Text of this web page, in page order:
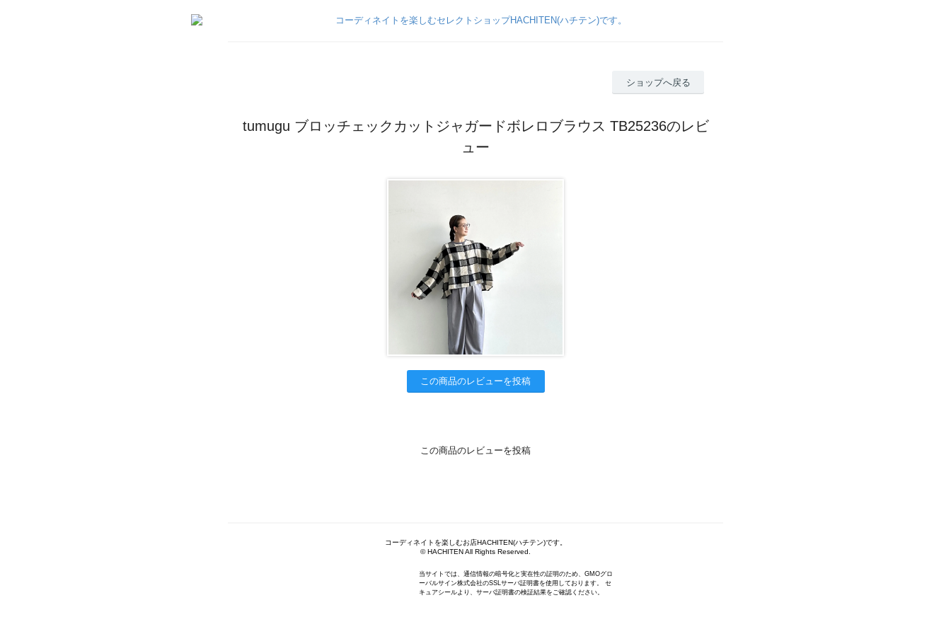
ショップへ戻る
tumugu ブロッチェックカットジャガードボレロブラウス TB25236のレビ
ュー
この商品のレビューを投稿
この商品のレビューを投稿
コーディネイトを楽しむお店HACHITEN(ハチテン)です。
© HACHITEN All Rights Reserved.
当サイトでは、通信情報の暗号化と実在性の証明のため、GMOグロ
ーバルサイン株式会社のSSLサーバ証明書を使用しております。 セ
キュアシールより、サーバ証明書の検証結果をご確認ください。